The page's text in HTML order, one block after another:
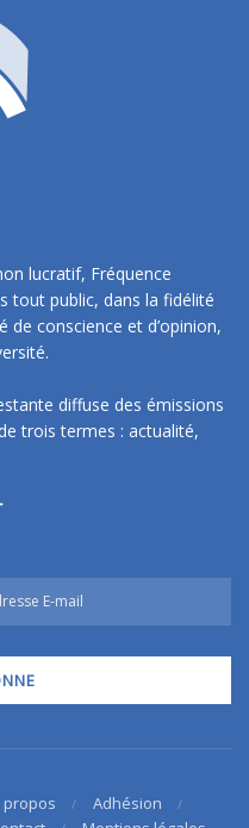
lucratif, Fréquence
tout public, dans la fidélité
de conscience et d’opinion,
diffuse des émissions
trois termes : actualité,
propos
Adhésion